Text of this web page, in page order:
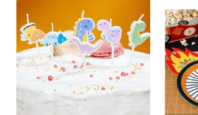
MERENNEITO
Merenneitoon iki-ihana, klassinen
toimii lasten teemajuhlien yhtenä
suosikkina vuodesta toiseen.